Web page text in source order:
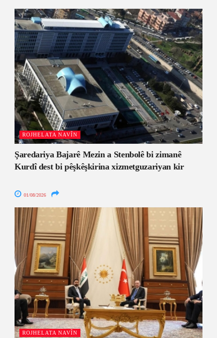
ROJHELATA NAVÎN
Şaredariya Bajarê Mezin a Stenbolê bi zimanê
Kurdî dest bi pêşkêşkirina xizmetguzariyan kir
01/08/2026
ROJHELATA NAVÎN